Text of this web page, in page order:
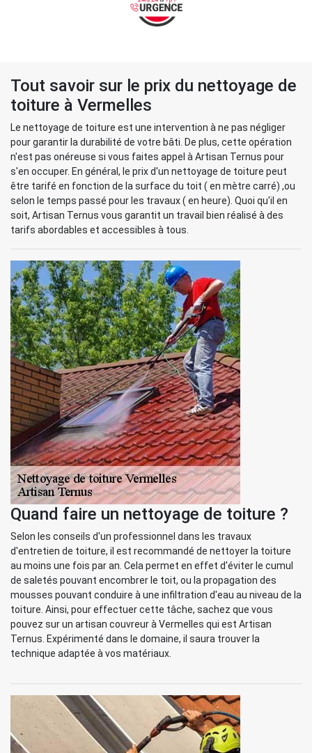
Tout savoir sur le prix du nettoyage de
toiture à Vermelles
Le nettoyage de toiture est une intervention à ne pas négliger
pour garantir la durabilité de votre bâti. De plus, cette opération
n'est pas onéreuse si vous faites appel à Artisan Ternus pour
s'en occuper. En général, le prix d'un nettoyage de toiture peut
être tarifé en fonction de la surface du toit ( en mètre carré) ,ou
selon le temps passé pour les travaux ( en heure). Quoi qu'il en
soit, Artisan Ternus vous garantit un travail bien réalisé à des
tarifs abordables et accessibles à tous.
Quand faire un nettoyage de toiture ?
Selon les conseils d'un professionnel dans les travaux
d'entretien de toiture, il est recommandé de nettoyer la toiture
au moins une fois par an. Cela permet en effet d'éviter le cumul
de saletés pouvant encombrer le toit, ou la propagation des
mousses pouvant conduire à une infiltration d'eau au niveau de la
toiture. Ainsi, pour effectuer cette tâche, sachez que vous
pouvez sur un artisan couvreur à Vermelles qui est Artisan
Ternus. Expérimenté dans le domaine, il saura trouver la
technique adaptée à vos matériaux.